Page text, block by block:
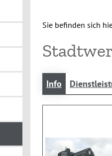
Sie befinden sich
Info